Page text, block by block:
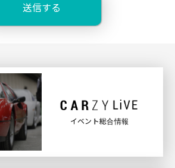
イベント総合情報